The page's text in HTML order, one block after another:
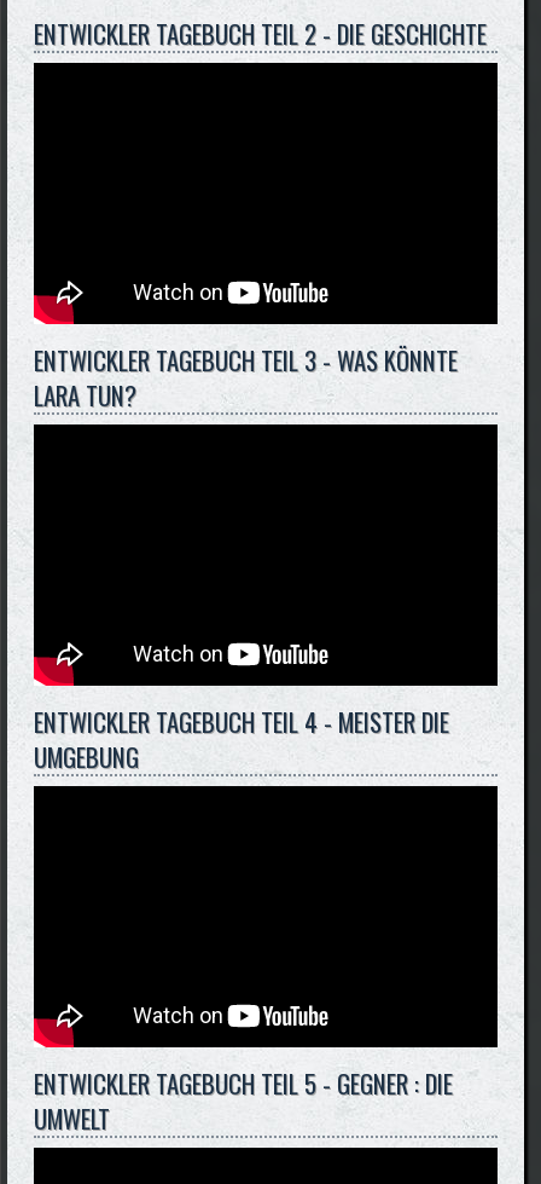
ENTWICKLER TAGEBUCH TEIL 2 - DIE GESCHICHTE
ENTWICKLER TAGEBUCH TEIL 3 - WAS KÖNNTE
LARA TUN?
ENTWICKLER TAGEBUCH TEIL 4 - MEISTER DIE
UMGEBUNG
ENTWICKLER TAGEBUCH TEIL 5 - GEGNER : DIE
UMWELT